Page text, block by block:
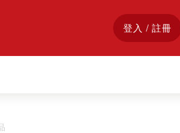
登入 / 註冊